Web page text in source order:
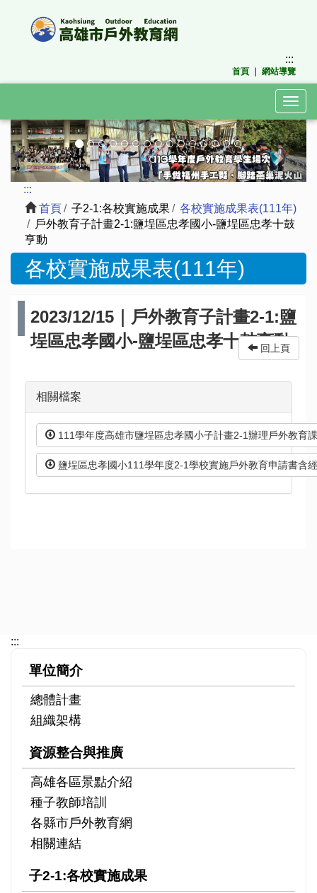
容
:::
首頁 ｜ 網站導覽
上
一
張
下
一
張
:::
首頁
子2-1:各校實施成果
各校實施成果表(111年)
戶外教育子計畫2-1:鹽埕區忠孝國小-鹽埕區忠孝十鼓
亨動
各校實施成果表(111年)
2023/12/15｜戶外教育子計畫2-1:鹽
埕區忠孝國小-鹽埕區忠孝十鼓亨動
回上頁
相關檔案
111學年度高雄市鹽埕區忠孝國小子計畫2-1辦理戶外教育
鹽埕區忠孝國小111學年度2-1學校實施戶外教育申請書含
:::
單位簡介
總體計畫
組織架構
資源整合與推廣
高雄各區景點介紹
種子教師培訓
各縣市戶外教育網
相關連結
子2-1:各校實施成果